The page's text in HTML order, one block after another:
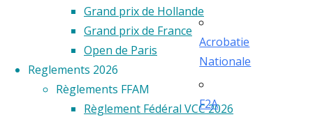
Grand prix de Hollande
Grand prix de France
Open de Paris
Reglements 2026
Règlements FFAM
Règlement Fédéral VCC 2026
Acrobatie
Nationale
F2A